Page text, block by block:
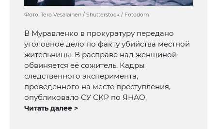
Фото: Tero Vesalainen / Shutterstock / Fotodom
В Муравленко в прокуратуру передано
уголовное дело по факту убийства местной
жительницы. В расправе над женщиной
обвиняется её сожитель. Кадры
следственного эксперимента,
проведённого на месте преступления,
опубликовало СУ СКР по ЯНАО.
Читать далее >